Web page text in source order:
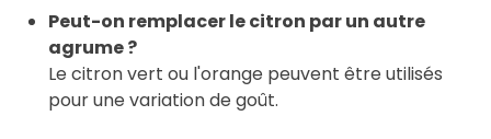
Peut-on remplacer le citron par un autre
agrume ?
Le citron vert ou l'orange peuvent être utilisés
pour une variation de goût.